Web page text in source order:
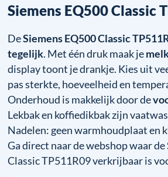
Siemens EQ500 Classic
DeSiemens EQ500 Classic
tegelijk. Met één druk maak je
display toont je drankje. Kies uit
pas sterkte, hoeveelheid en
Onderhoud is makkelijk door de
Lekbak en koffiedikbak zijn
Nadelen: geen warmhoudplaat en
Ga direct naar de webshop waar de
Classic TP511R09 verkrijbaar is